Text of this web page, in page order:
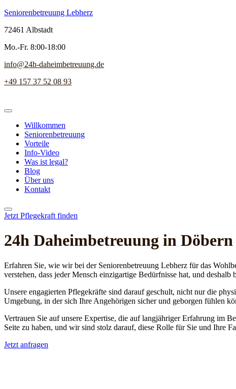
Seniorenbetreuung Lebherz
72461 Albstadt
Mo.-Fr. 8:00-18:00
info@24h-daheimbetreuung.de
+49 157 37 52 08 93
Willkommen
Seniorenbetreuung
Vorteile
Info-Video
Was ist legal?
Blog
Über uns
Kontakt
Jetzt Pflegekraft finden
24h Daheim­betreuung in Döbern
Erfahren Sie, wie wir bei der Seniorenbetreuung Lebherz für das
verstehen, dass jeder Mensch einzigartige Bedürfnisse hat, und
Unsere engagierten Pflegekräfte sind darauf geschult, nicht nur die
Umgebung, in der sich Ihre Angehörigen sicher und geborgen fühlen
Vertrauen Sie auf unsere Expertise, die auf langjähriger Erfahrung im
Seite zu haben, und wir sind stolz darauf, diese Rolle für Sie und Ihre
Jetzt anfragen